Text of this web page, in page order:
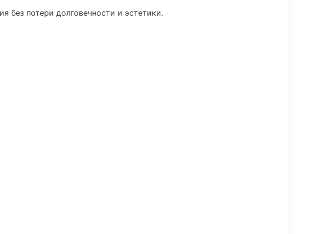
потери долговечности и эстетики.